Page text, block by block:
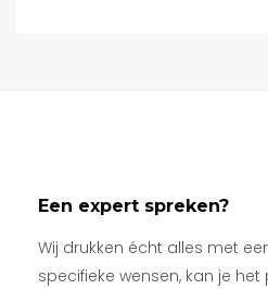
Een expert spreken?
Wij drukken écht alles met
specifieke wensen, kan je